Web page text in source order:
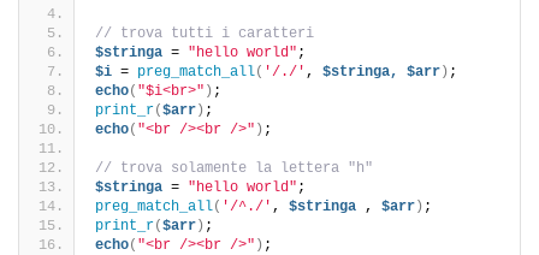
// trova tutti i caratteri
$stringa = "hello world" ;
$i = preg_match_all( '/./' , $stringa, $arr ) ;
echo( "$i<br>" ) ;
print_r($arr ) ;
echo( "<br /><br />" ) ;
// trova solamente la lettera "h"
$stringa = "hello world" ;
preg_match_all( '/^./' , $stringa , $arr ) ;
print_r($arr ) ;
echo( "<br /><br />" ) ;